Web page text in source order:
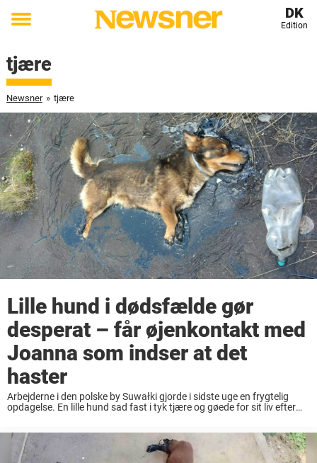
Toggle
DK
Edition
tjære
Newsner » tjære
Lille hund i dødsfælde gør
desperat – får øjenkontakt med
Joanna som indser at det
haster
Arbejderne i den polske by Suwałki gjorde i sidste uge en frygtelig
opdagelse. En lille hund sad fast i tyk tjære og gøede for sit liv efter